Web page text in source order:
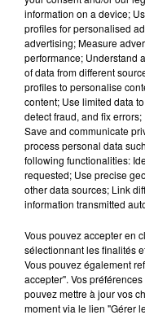
6
6
Au
information on a device;
profiles for personalised
advertising; Measure
performance; Understand
of data from different
profiles to personalise
content; Use limited data
detect fraud, and fix
Save and communicate
process personal data
following functionalities:
requested; Use precise
other data sources; Link
information transmitted
Vous pouvez accepter en
sélectionnant les finalités
Vous pouvez également
accepter". Vos
pouvez mettre à jour vos
moment via le lien "Gérer